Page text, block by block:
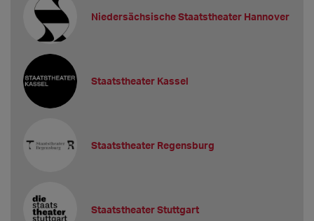
Niedersächsische Staatstheater Hannover
Staatstheater Kassel
Staatstheater Regensburg
Staatstheater Stuttgart